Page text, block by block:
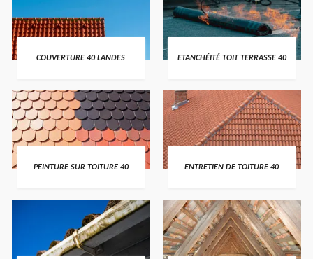
COUVERTURE 40 LANDES ETANCHÉITÉ TOIT TERRASSE 40
PEINTURE SUR TOITURE 40 ENTRETIEN DE TOITURE 40